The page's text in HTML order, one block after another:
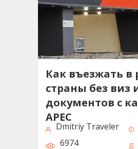
Как въезжать в
страны без виз
документов с
APEC
Dmitriy Traveler
6974